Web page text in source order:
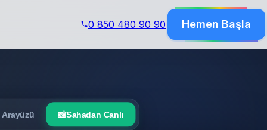
0 850 480 90 90 Hemen Başla
📸Sahadan Canlı
market kasası.